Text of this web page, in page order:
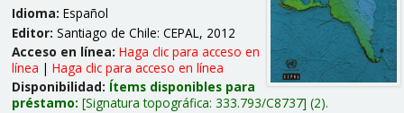
Idioma: Español
Editor: Santiago de Chile: CEPAL, 2012
Acceso en línea: Haga clic para acceso en
línea | Haga clic para acceso en línea
Disponibilidad: Ítems disponibles para
préstamo: Signatura topográfica: 333.793/C8737 (2).